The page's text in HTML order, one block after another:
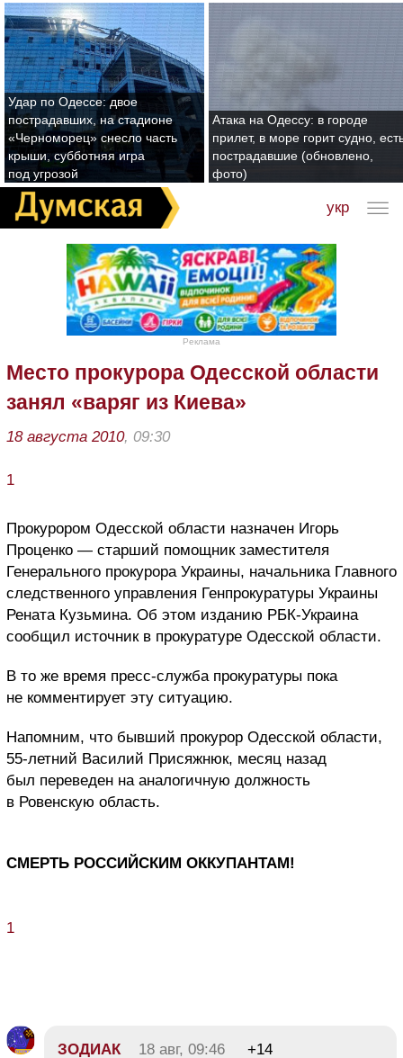
Удар по Одессе: двое
пострадавших, на стадионе
«Черноморец» снесло часть
крыши, субботняя игра
под угрозой
Атака на Одессу: в городе
прилет, в море горит судно,
пострадавшие (обновлено,
фото)
укр
Реклама
Место прокурора Одесской области
занял «варяг из Киева»
18 августа 2010, 09:30
1
Прокурором Одесской области назначен Игорь
Проценко — старший помощник заместителя
Генерального прокурора Украины, начальника Главного
следственного управления Генпрокуратуры Украины
Рената Кузьмина. Об этом изданию РБК-Украина
сообщил источник в прокуратуре Одесской области.
В то же время пресс-служба прокуратуры пока
не комментирует эту ситуацию.
Напомним, что бывший прокурор Одесской области,
55-летний Василий Присяжнюк, месяц назад
был переведен на аналогичную должность
в Ровенскую область.
СМЕРТЬ РОССИЙСКИМ ОККУПАНТАМ!
1
ЗОДИАК 18 авг, 09:46
+14